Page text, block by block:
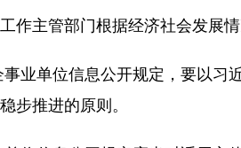
作主管部门根据经济社会发展
业单位信息公开规定，要以习
步推进的原则。